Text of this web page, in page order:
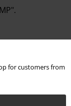
for customers from